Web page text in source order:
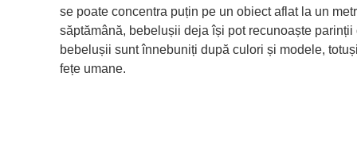
se poate concentra puțin pe un obiect aflat la un
săptămână, bebelușii deja își pot recunoaște
bebelușii sunt înnebuniți după culori și modele,
fețe umane.